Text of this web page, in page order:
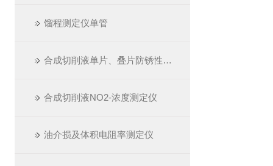
馏程测定仪单管
合成切削液单片、叠片防锈性测定仪
合成切削液NO2-浓度测定仪
油介损及体积电阻率测定仪